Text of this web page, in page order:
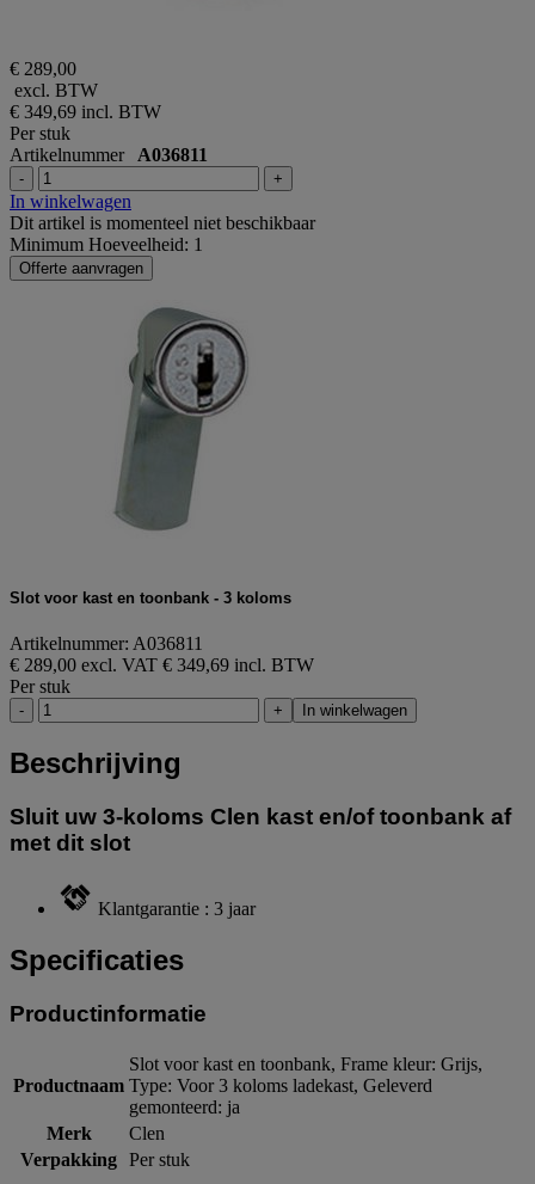
€ 289,00
excl. BTW
€ 349,69 incl. BTW
Per stuk
Artikelnummer A036811
- +
In winkelwagen
Dit artikel is momenteel niet beschikbaar
Minimum Hoeveelheid: 1
Offerte aanvragen
Slot voor kast en toonbank - 3 koloms
Artikelnummer: A036811
€ 289,00 excl. VAT € 349,69 incl. BTW
Per stuk
- + In winkelwagen
Beschrijving
Sluit uw 3-koloms Clen kast en/of toonbank af
met dit slot
Klantgarantie : 3 jaar
Specificaties
Productinformatie
Productnaam
Slot voor kast en toonbank, Frame kleur: Grijs,
Type: Voor 3 koloms ladekast, Geleverd
gemonteerd: ja
Merk
Clen
Verpakking Per stuk